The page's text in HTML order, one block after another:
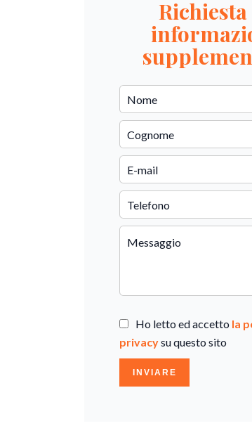
Ho letto ed accetto la
privacysu questo sito
INVIARE